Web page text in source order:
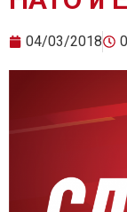
04/03/2018